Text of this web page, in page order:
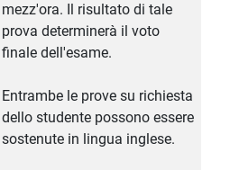
mezz'ora. Il risultato di tale
prova determinerà il voto
finale dell'esame.
Entrambe le prove su richiesta
dello studente possono essere
sostenute in lingua inglese.